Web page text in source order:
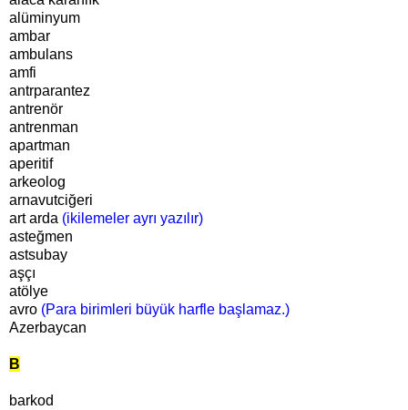
alüminyum
ambar
ambulans
amfi
antrparantez
antrenör
antrenman
apartman
aperitif
arkeolog
arnavutciğeri
art arda (ikilemeler ayrı yazılır)
asteğmen
astsubay
aşçı
atölye
avro (Para birimleri büyük harfle başlamaz.)
Azerbaycan
B
barkod